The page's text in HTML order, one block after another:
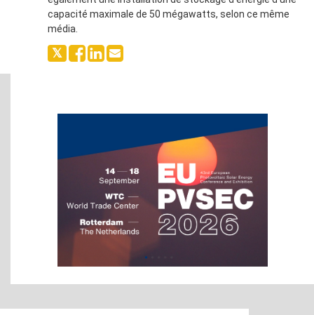
capacité maximale de 50 mégawatts, selon ce même
média.